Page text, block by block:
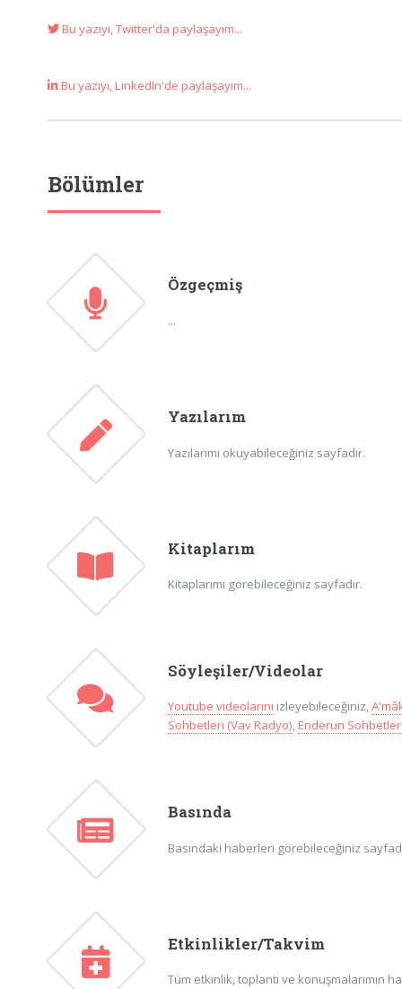
Bu yazıyı, Twitter'da paylaşayım...
Bu yazıyı, LinkedIn'de paylaşayım...
Bölümler
Özgeçmiş
...
Yazılarım
Yazılarımı okuyabileceğiniz sayfadır.
Kitaplarım
Kitaplarımı görebileceğiniz sayfadır.
Söyleşiler/Videolar
Youtube videolarını izleyebileceğiniz,
Sohbetleri (Vav Radyo),Enderun
Basında
Basındaki haberleri görebileceğiniz
Etkinlikler/Takvim
Tüm etkinlik, toplantı ve konuşmalarımın